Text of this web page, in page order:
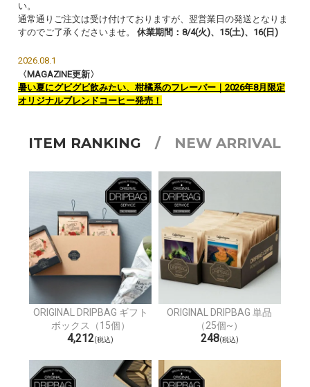
い。
通常通りご注文は受け付けておりますが、翌営業日の発送となりま
すのでご了承くださいませ。休業期間：8/4(火)、15(土)、16(日)
2026.08.1
〈MAGAZINE更新〉
暑い夏にグビグビ飲みたい、柑橘系のフレーバー｜2026年8月限定
オリジナルブレンドコーヒー発売！
ITEM RANKING / NEW ARRIVAL
ORIGINAL DRIPBAG ギフト
ボックス（15個）
4,212(税込)
ORIGINAL DRIPBAG 単品
（25個~）
248(税込)